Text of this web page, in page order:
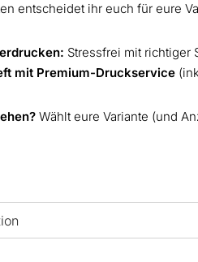
entscheidet ihr euch für eure
Stressfrei mit richtiger
mit Premium-Druckservice
Wählt eure Variante (und